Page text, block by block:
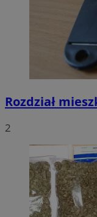
Rozdział
2